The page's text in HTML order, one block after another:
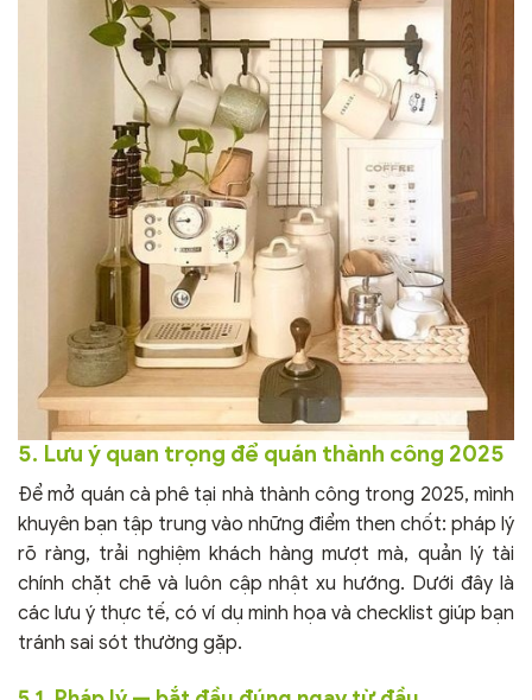
5. Lưu ý quan trọng để quán thành công 2025
Để mở quán cà phê tại nhà thành công trong 2025, mình
khuyên bạn tập trung vào những điểm then chốt: pháp lý
rõ ràng, trải nghiệm khách hàng mượt mà, quản lý tài
chính chặt chẽ và luôn cập nhật xu hướng. Dưới đây là
các lưu ý thực tế, có ví dụ minh họa và checklist giúp bạn
tránh sai sót thường gặp.